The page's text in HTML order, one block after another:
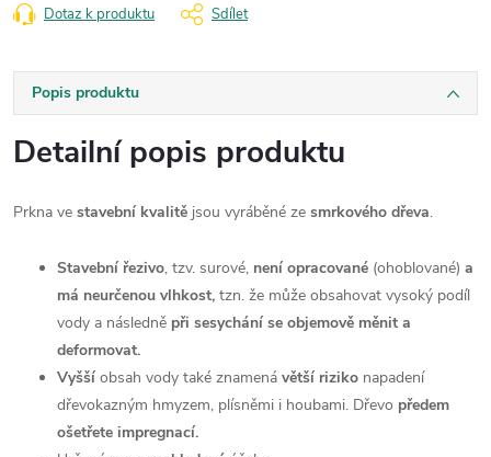
Dotaz k produktu Sdílet
Popis produktu
Detailní popis produktu
Prkna ve stavební kvalitě jsou vyráběné ze smrkového dřeva.
Stavební řezivo, tzv. surové, není opracované (ohoblované) a
má neurčenou vlhkost, tzn. že může obsahovat vysoký podíl
vody a následně při sesychání se objemově měnit a
deformovat.
Vyšší obsah vody také znamená větší riziko napadení
dřevokazným hmyzem, plísněmi i houbami. Dřevo předem
ošetřete impregnací.